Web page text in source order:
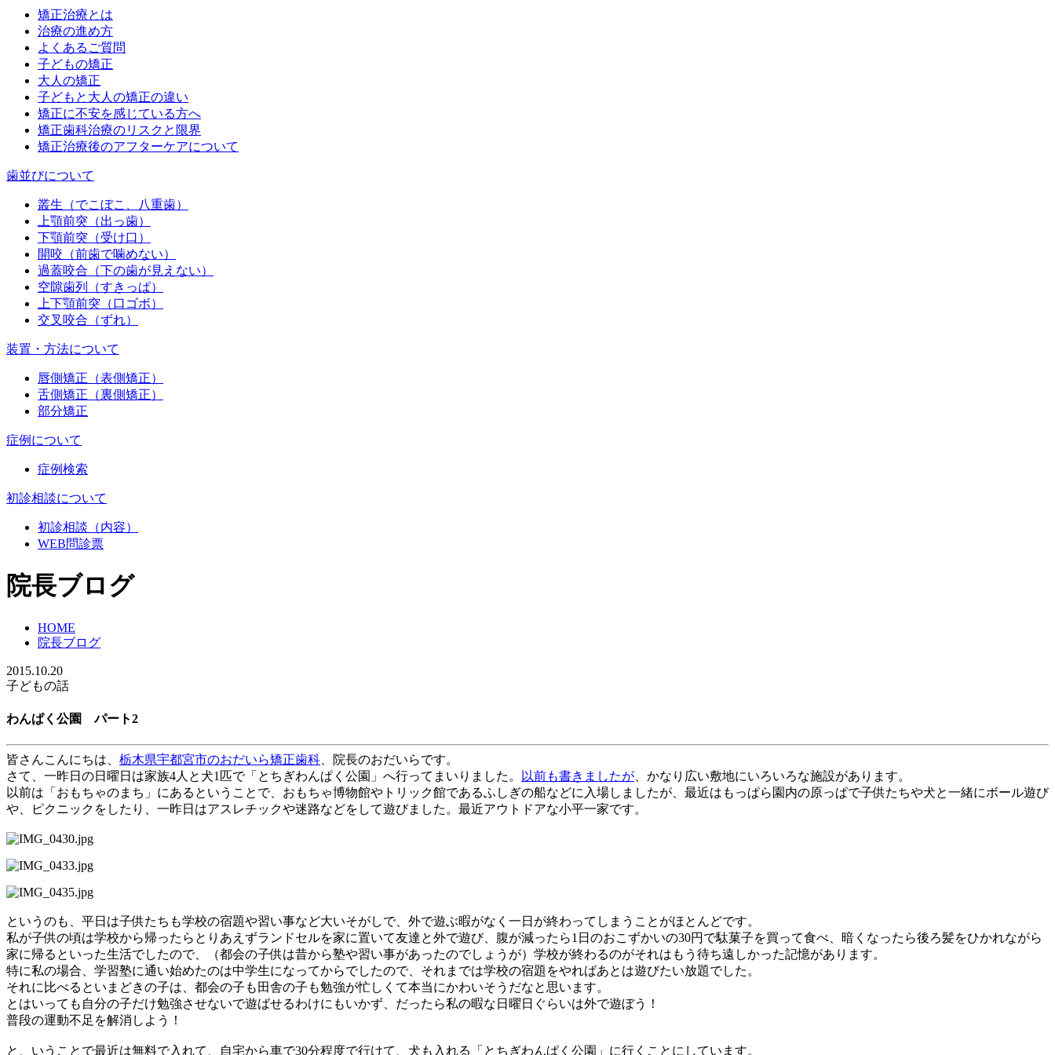
矯正治療とは
治療の進め方
よくあるご質問
子どもの矯正
大人の矯正
子どもと大人の矯正の違い
矯正に不安を感じている方へ
矯正歯科治療のリスクと限界
矯正治療後のアフターケアについて
歯並びについて
叢生（でこぼこ、八重歯）
上顎前突（出っ歯）
下顎前突（受け口）
開咬（前歯で噛めない）
過蓋咬合（下の歯が見えない）
空隙歯列（すきっぱ）
上下顎前突（口ゴボ）
交叉咬合（ずれ）
装置・方法について
唇側矯正（表側矯正）
舌側矯正（裏側矯正）
部分矯正
症例について
症例検索
初診相談について
初診相談（内容）
WEB問診票
院長ブログ
HOME
院長ブログ
2015.10.20
子どもの話
わんぱく公園 パート2
皆さんこんにちは、 栃木県宇都宮市のおだいら矯正歯科、院長のおだいらです。
さて、一昨日の日曜日は家族4人と犬1匹で「とちぎわんぱく公園」へ行ってまいりました。 以前も書きましたが、かなり広い敷地にいろいろな施設があります。
以前は「おもちゃのまち」にあるということで、おもちゃ博物館やトリック館であるふしぎの船などに入場しましたが、最近はもっぱら園内の原っぱで子供たちや犬と一緒にボール遊び
や、ピクニックをしたり、一昨日はアスレチックや迷路などをして遊びました。最近アウトドアな小平一家です。
というのも、平日は子供たちも学校の宿題や習い事など大いそがしで、外で遊ぶ暇がなく一日が終わってしまうことがほとんどです。
私が子供の頃は学校から帰ったらとりあえずランドセルを家に置いて友達と外で遊び、腹が減ったら1 日のおこずかいの30円で駄菓子を買って食べ、暗くなったら後ろ髪をひかれながら
家に帰るといった生活でしたので、（都会の子供は昔から塾や習い事があったのでしょうが）学校が終わるのがそれはもう待ち遠しかった記憶があります。
特に私の場合、学習塾に通い始めたのは中学生になってからでしたので、それまでは学校の宿題をやればあとは遊びたい放題でした。
それに比べるといまどきの子は、都会の子も田舎の子も勉強が忙しくて本当にかわいそうだなと思います。
とはいっても自分の子だけ勉強させないで遊ばせるわけにもいかず、だったら私の暇な日曜日ぐらいは外で遊ぼう！
普段の運動不足を解消しよう！
と、いうことで最近は無料で入れて、自宅から車で30分程度で行けて、犬も入れる「とちぎわんぱく公園」に行くことにしています。